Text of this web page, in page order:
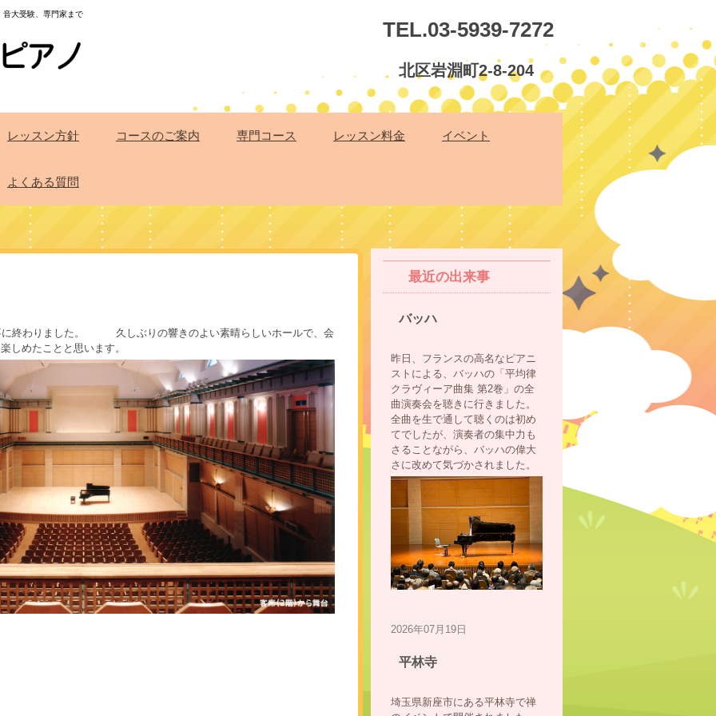
大受験、専門家まで
TEL.03-5939-7272
北区岩淵町2-8-204
レッスン方針 コースのご案内 専門コース レッスン料金 イベント
よくある質問
に終わりました。 久しぶりの響きのよい素晴らしいホールで、会
しめたことと思います。
最近の出来事
バッハ
昨日、フランスの高名なピアニ
ストによる、バッハの「平均律
クラヴィーア曲集 第2巻」の全
曲演奏会を聴きに行きました。
全曲を生で通して聴くのは初め
てでしたが、演奏者の集中力も
さることながら、バッハの偉大
さに改めて気づかされました。
2026年07月19日
平林寺
埼玉県新座市にある平林寺で禅